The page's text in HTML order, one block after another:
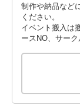
制作や納品など
ください。
イベント搬入は
ースNO、サーク